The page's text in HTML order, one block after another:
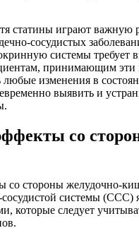
статины играют важную
сосудистых
системы требует
принимающим эти
любые изменения в
выявить и
со
со стороны желудочно-
системы (ССС)
которые следует